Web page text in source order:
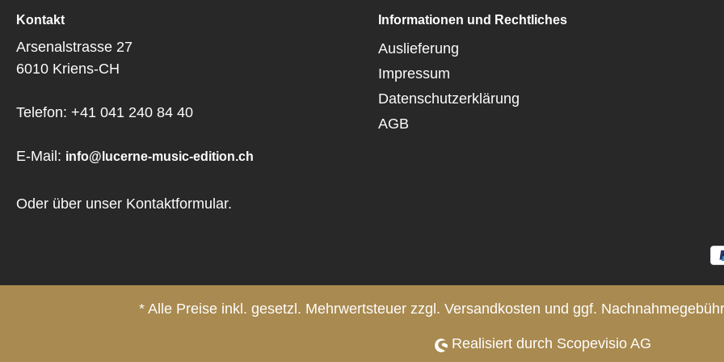
Kontakt
Arsenalstrasse 27
6010 Kriens-CH
Telefon: +41 041 240 84 40
E-Mail: info@lucerne-music-edition.ch
Oder über unser Kontaktformular.
Informationen und Rechtliches
Auslieferung
Impressum
Datenschutzerklärung
AGB
* Alle Preise inkl. gesetzl. Mehrwertsteuer zzgl. Versandkosten und ggf.
Realisiert durch Scopevisio AG